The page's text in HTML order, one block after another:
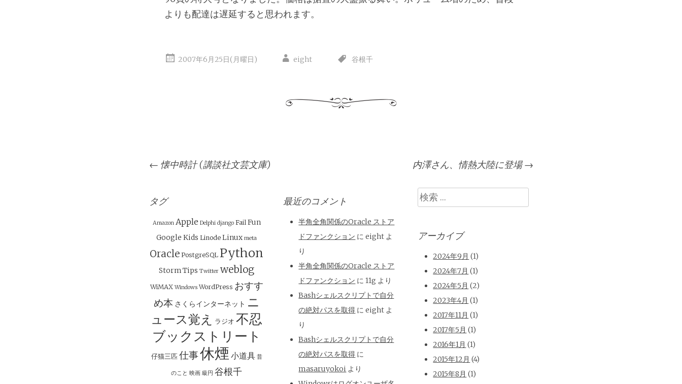
よりも配達は遅延すると思われます。
2007年6月25日(月曜日) eight 谷根千
投
稿
ナ
ビ
ゲ
ー
シ
ョ
ン
← 懐中時計 (講談社文芸文庫) 内澤さん、情熱大陸に登場→
タグ
Amazon Apple Delphi django Fail Fun
Google Kids Linode Linux meta
Oracle PostgreSQL Python
StormTips Twitter weblog
WiMAX Windows WordPress おすす
め本 さくらインターネット ニ
ュース覚え
ラジオ 不忍
ブックストリート
仔猫三匹 仕事休煙 小道具 昔
のこと 映画 級円 谷根千
最近のコメント
半角全角関係のOracle ストア
ドファンクション にeight よ
り
半角全角関係のOracle ストア
ドファンクション に11g より
Bashシェルスクリプトで自分
の絶対パスを取得 にeight よ
り
Bashシェルスクリプトで自分
の絶対パスを取得 に
masaruyokoi より
検
索
アーカイブ
2024年9月 (1)
2024年7月 (1)
2024年5月 (2)
2023年4月 (1)
2017年11月 (1)
2017年5月 (1)
2016年1月 (1)
2015年12月 (4)
2015年8月 (1)